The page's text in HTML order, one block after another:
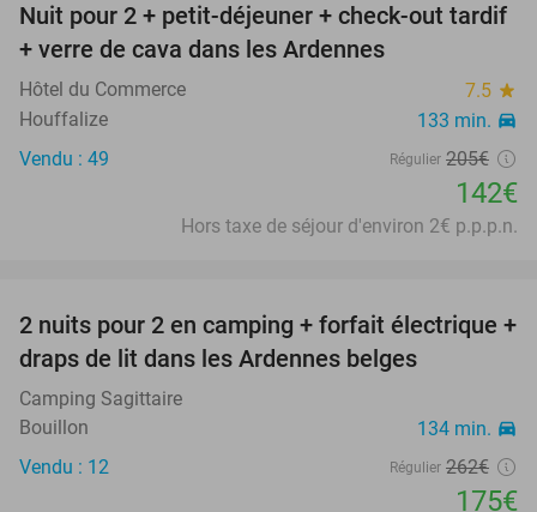
31%
Nuit pour 2 + petit-déjeuner + check-out tardif
+ verre de cava dans les Ardennes
Hôtel du Commerce 7.5 star
Houffalize 133 min. directions_car
Vendu : 49 Régulier 205€
142€
Hors taxe de séjour d'environ 2€ p.p.p.n.
33%
2 nuits pour 2 en camping + forfait électrique +
draps de lit dans les Ardennes belges
Camping Sagittaire
Bouillon
134 min. directions_car
Vendu : 12 Régulier 262€
175€